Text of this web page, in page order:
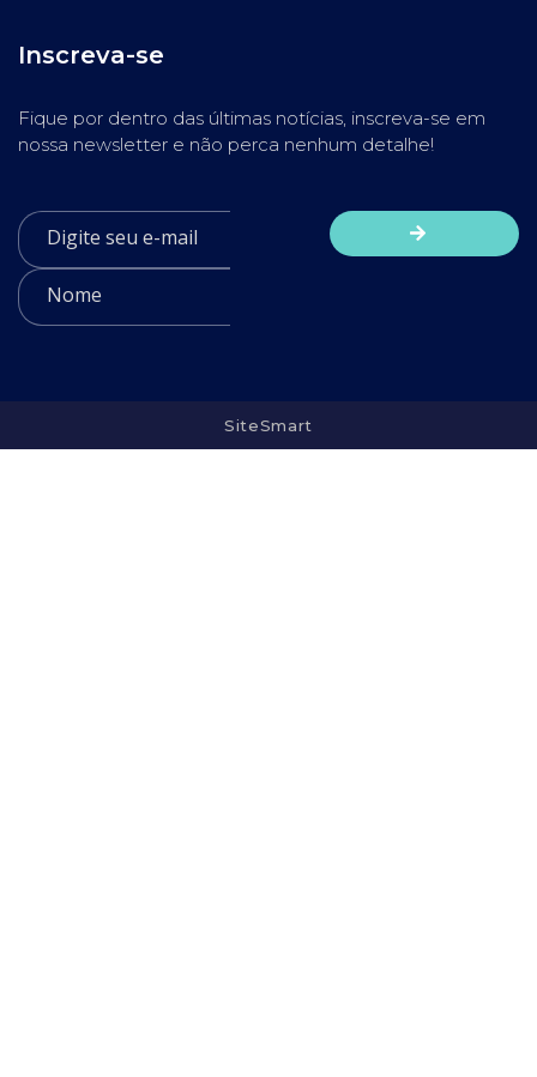
Inscreva-se
Fique por dentro das últimas notícias, inscreva-se em
nossa newsletter e não perca nenhum detalhe!
SiteSmart